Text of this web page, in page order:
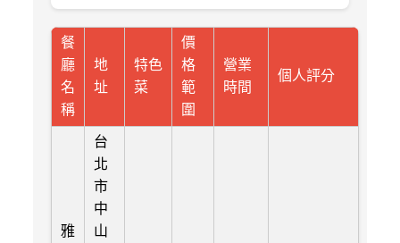
餐
廳
名
稱
地
址
特色
菜
價
格
範
圍
營業
時間
個人評分
雅
台
北
市
中
山